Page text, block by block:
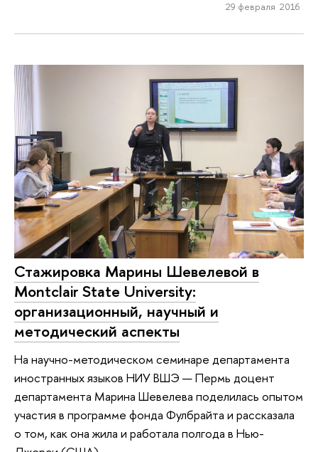
29 февраля 2016
Стажировка Марины Шевелевой в
Montclair State University:
организационный, научный и
методический аспекты
На научно-методическом семинаре департамента
иностранных языков НИУ ВШЭ — Пермь доцент
департамента Марина Шевелева поделилась опытом
участия в программе фонда Фулбрайта и рассказала
о том, как она жила и работала полгода в Нью-